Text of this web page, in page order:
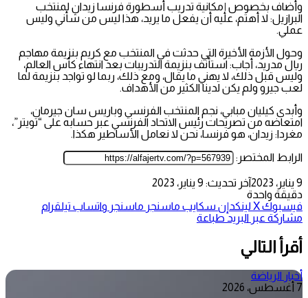
وأضاف بخصوص إمكانية تدريب أسطورة فرنسا زيدان لمنتخب
البرازيل: لا أهتم، عليه أن يفعل ما يريد، هذا ليس من شأني وليس
عملي.
وحول الأزمة الأخيرة التي حدثت في المنتخب مع كريم بنزيمة مهاجم
ريال مدريد، أجاب: استأنف بنزيمة التدريبات بعد انتهاء كأس العالم،
وليس قبل ذلك، لا يهني ما يقال، ومع ذلك، ربما لو تواجد بنزيمة لما
لعب جيرو ولم يكن لدينا الكثير من الأهداف.
وأبدى كيليان مبابي، نجم المنتخب الفرنسي وباريس سان جيرمان،
امتعاضه من تصريحات رئيس الاتحاد الفرنسي عبر حسابه على “تويتر”،
مغردا: زيدان، هو فرنسا، نحن لا نعامل الأساطير هكذا.
الرابط المختصر:
9 يناير، 2023
آخر تحديث: 9 يناير، 2023
دقيقة واحدة
فيسبوك‫Xلينكدإن سكايب ماسنجر ماسنجر واتساب تيلقرام
مشاركة عبر البريد طباعة
أقرأ التالي
أخبار الرياضة
7 أغسطس، 2026